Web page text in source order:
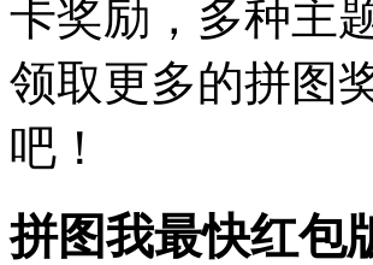
卡奖励，多种主
领取更多的拼图
吧！
拼图我最快红包